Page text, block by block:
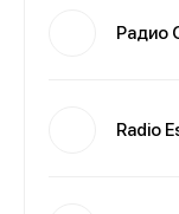
Радио
Radio